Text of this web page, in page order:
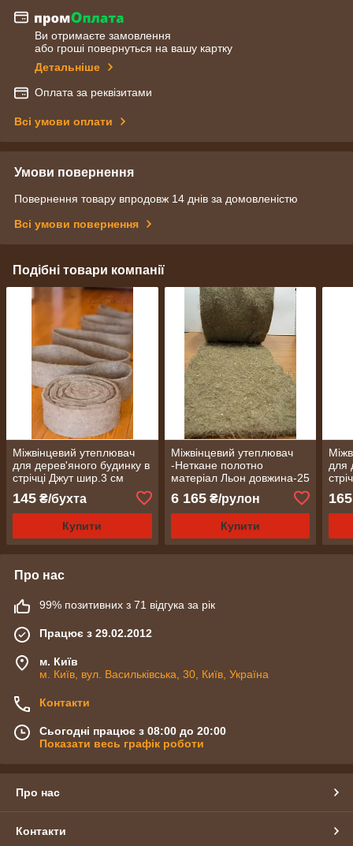
Ви отримаєте замовлення
або гроші повернуться на вашу картку
Детальніше
Оплата за реквізитами
Всі умови оплати
Умови повернення
Повернення товару впродовж 14 днів за домовленістю
Всі умови повернення
Подібні товари компанії
Міжвінцевий утеплювач
для дерев'яного будинку в
стрічці Джут шир.3 см
145 ₴/бухта
Купити
Міжвінцевий утеплювач
-Неткане полотно
матеріал Льон довжина-25
м2
6 165₴/рулон
Купити
для
165
Про нас
99% позитивних з 71 відгука за рік
Працює з 29.02.2012
м. Київ
м. Київ, вул. Васильківська, 30, Київ, Україна
Контакти
Сьогодні працює з 08:00 до 20:00
Показати весь графік роботи
Про нас
Контакти